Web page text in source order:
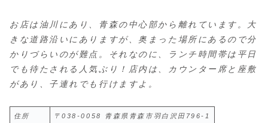
お店は油川にあり、青森の中心部から離れています。大
きな道路沿いにありますが、奥まった場所にあるので分
かりづらいのが難点。それなのに、ランチ時間帯は平日
でも待たされる人気ぶり！店内は、カウンター席と座敷
があり、子連れでも行けますよ。
住所 〒038-0058 青森県青森市羽白沢田796-1